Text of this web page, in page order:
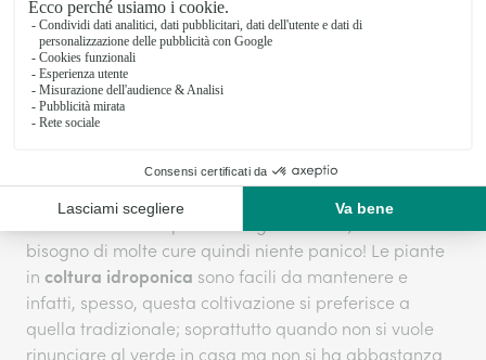
radici hanno così la possibilità di assorbire i liquidi
gradualmente a seconda delle loro esigenze. Inoltre,
l’argilla non si secca quindi permette al suolo di
rimanere sempre umido.
Una volta che la pianta è stata collocata nel
bisogno di molte cure quindi niente panico! Le piante
in coltura idroponica sono facili da mantenere e
infatti, spesso, questa coltivazione si preferisce a
quella tradizionale; soprattutto quando non si vuole
rinunciare al verde in casa ma non si ha abbastanza